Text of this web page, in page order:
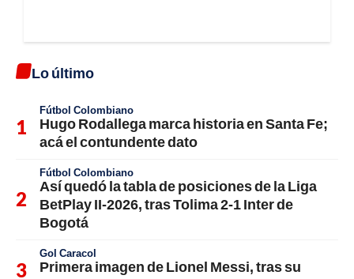
Lo último
Fútbol Colombiano
Hugo Rodallega marca historia en Santa Fe;
acá el contundente dato
Fútbol Colombiano
Así quedó la tabla de posiciones de la Liga
BetPlay II-2026, tras Tolima 2-1 Inter de
Bogotá
Gol Caracol
Primera imagen de Lionel Messi, tras su